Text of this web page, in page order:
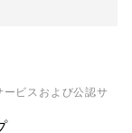
ビスおよび公認サ